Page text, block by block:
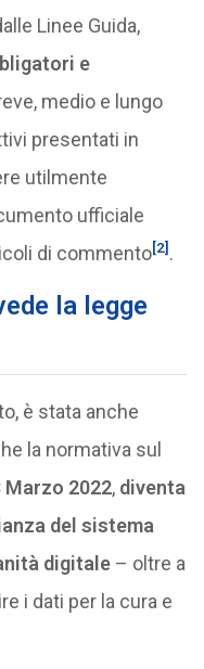
Linee Guida,
e
medio e lungo
presentati in
utilmente
ufficiale
di commento[2] .
la legge
è stata anche
la normativa sul
Marzo 2022, diventa
del sistema
digitale – oltre a
i dati per la cura e